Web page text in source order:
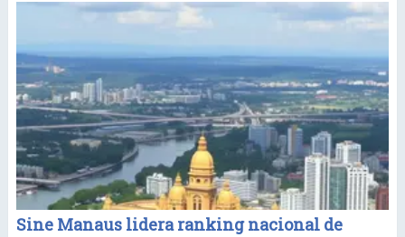
Sine Manaus lidera ranking nacional de